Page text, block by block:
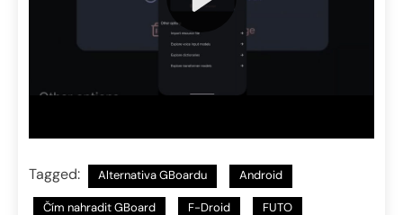
Tagged: Alternativa GBoardu Android
Čím nahradit GBoard F-Droid FUTO